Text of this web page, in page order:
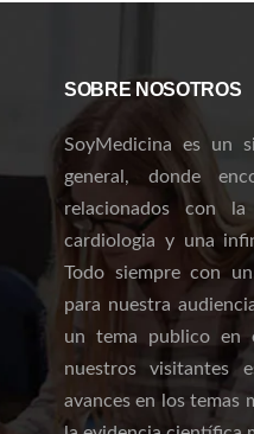
SOBRE NOSOTROS
SoyMedicina es un
general, donde
relacionados con
cardiologia y una
Todo siempre con
para nuestra
un tema publico en
nuestros visitantes
avances en los temas